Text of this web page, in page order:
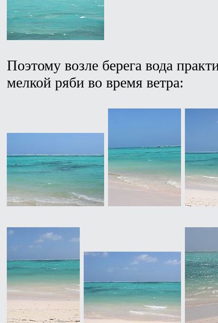
Поэтому возле берега вода
мелкой ряби во время ветра: